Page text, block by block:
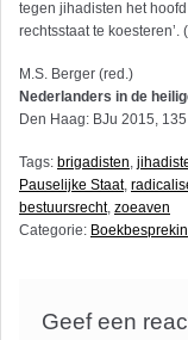
tegen jihadisten het
rechtsstaat te koesteren’.
M.S. Berger (red.)
Nederlanders in de
Den Haag: BJu 2015,
Tags: brigadisten,
Pauselijke Staat,
bestuursrecht, zoeaven
Categorie:
Geef een